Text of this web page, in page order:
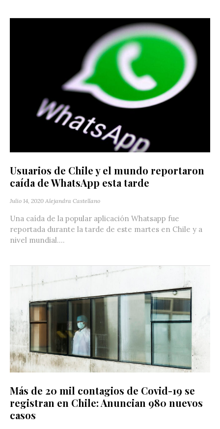
Usuarios de Chile y el mundo reportaron
caída de WhatsApp esta tarde
Julio 14, 2020 Alejandra Castellano
Una caída de la popular aplicación Whatsapp fue
reportada durante la tarde de este martes en Chile y a
nivel mundial....
Más de 20 mil contagios de Covid-19 se
registran en Chile: Anuncian 980 nuevos
casos